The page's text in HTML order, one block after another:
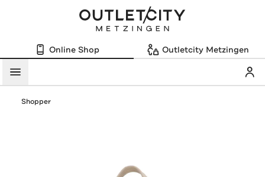
Online Shop Outletcity Metzingen
Menü
Shopper